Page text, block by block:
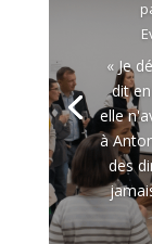
« Je
dit
elle
à
des